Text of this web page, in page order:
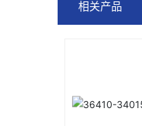
相关产品